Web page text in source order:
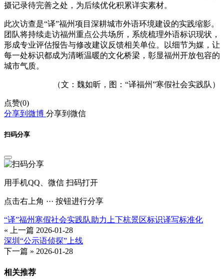
摄记录待完善之处，为后续优化积累详实素材。
此次访查是“译”福州项目深耕城市外语环境建设的实践缩影。
团队将持续走访福州重点公共场所，系统梳理外语标识现状，
形成专业评估报告与修改建议反馈相关单位。以细节为媒，让
每一处标识都成为清晰温暖的文化桥梁，彰显福州开放包容的
城市气质。
（文：魏如昕，图：“译福州”寒假社会实践队）
点赞(0)
分享到微博 分享到微信
扫码分享
用手机QQ、微信 扫码打开
点击右上角 ··· 按钮进行分享
“译”福州寒假社会实践队助力上下杭景区标识译写标准化
« 上一篇 2026-01-28
深圳“公示语侦探”上线
下一篇 » 2026-01-28
相关推荐